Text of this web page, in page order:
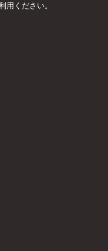
用ください。